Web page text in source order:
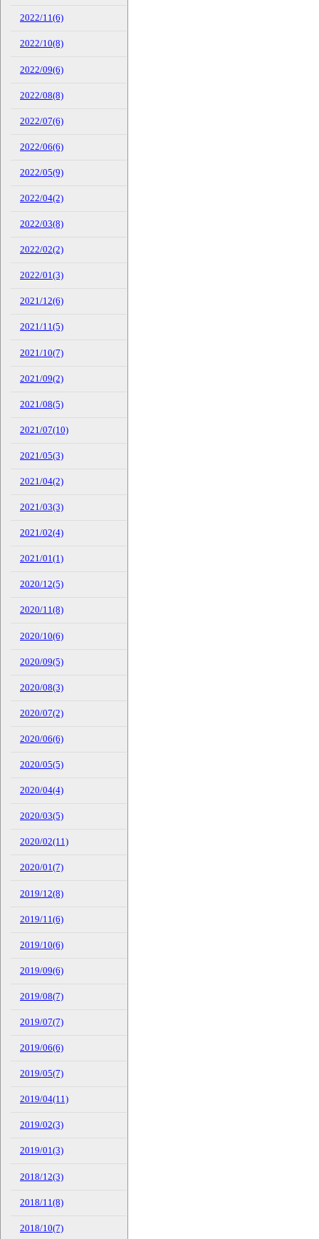
2022/11(6)
2022/10(8)
2022/09(6)
2022/08(8)
2022/07(6)
2022/06(6)
2022/05(9)
2022/04(2)
2022/03(8)
2022/02(2)
2022/01(3)
2021/12(6)
2021/11(5)
2021/10(7)
2021/09(2)
2021/08(5)
2021/07(10)
2021/05(3)
2021/04(2)
2021/03(3)
2021/02(4)
2021/01(1)
2020/12(5)
2020/11(8)
2020/10(6)
2020/09(5)
2020/08(3)
2020/07(2)
2020/06(6)
2020/05(5)
2020/04(4)
2020/03(5)
2020/02(11)
2020/01(7)
2019/12(8)
2019/11(6)
2019/10(6)
2019/09(6)
2019/08(7)
2019/07(7)
2019/06(6)
2019/05(7)
2019/04(11)
2019/02(3)
2019/01(3)
2018/12(3)
2018/11(8)
2018/10(7)